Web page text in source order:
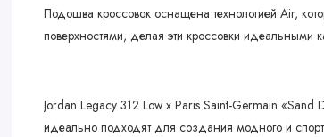
Подошва кроссовок оснащена технологией Air,
поверхностями, делая эти кроссовки идеальными
Jordan Legacy 312 Low x Paris Saint-Germain «Sand
идеально подходят для создания модного и